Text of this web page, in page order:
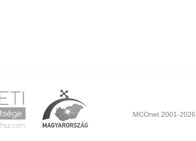
MCOnet 2001-